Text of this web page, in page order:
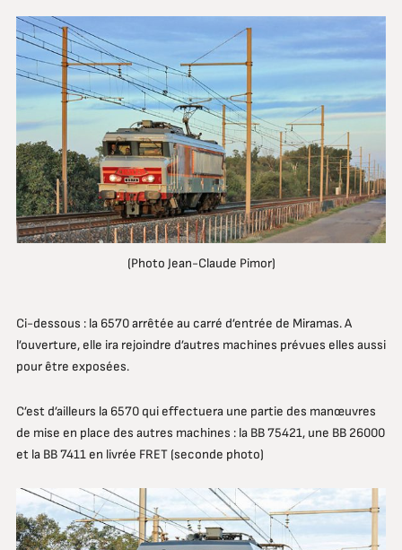
(Photo Jean-Claude Pimor)
Ci-dessous : la 6570 arrêtée au carré d’entrée de Miramas. A
l’ouverture, elle ira rejoindre d’autres machines prévues elles aussi
pour être exposées.
C’est d’ailleurs la 6570 qui effectuera une partie des manœuvres
de mise en place des autres machines : la BB 75421, une BB 26000
et la BB 7411 en livrée FRET (seconde photo)